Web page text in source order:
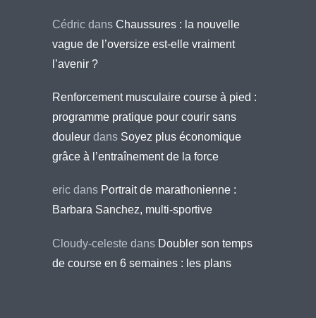
Cédric dans Chaussures : la nouvelle
vague de l’oversize est-elle vraiment
l’avenir ?
Renforcement musculaire course à pied :
programme pratique pour courir sans
douleur dans Soyez plus économique
grâce à l’entraînement de la force
eric dans Portrait de marathonienne :
Barbara Sanchez, multi-sportive
Cloudy-celeste dans Doubler son temps
de course en 6 semaines : les plans